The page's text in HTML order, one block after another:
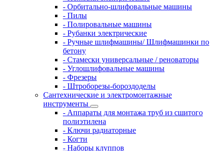
- Орбитально-шлифовальные машины
- Пилы
- Полировальные машины
- Рубанки электрические
- Ручные шлифмашины/ Шлифмашинки по
бетону
- Стамески универсальные / реноваторы
- Углошлифовальные машины
- Фрезеры
- Штроборезы-бороздоделы
Сантехнические и электромонтажные
инструменты
- Аппараты для монтажа труб из сшитого
полиэтилена
- Ключи радиаторные
- Когти
- Наборы клуппов